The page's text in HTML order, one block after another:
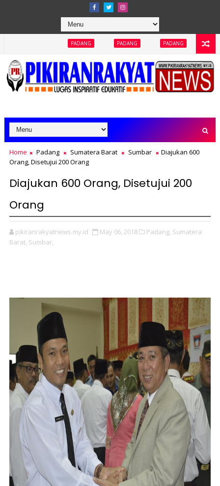
PADANG PADANG PADANG
Home Padang Sumatera Barat Sumbar
Diajukan 600
Orang, Disetujui 200 Orang
Diajukan 600 Orang, Disetujui 200
Orang
pikiranrakyatnews.my.id May 06, 2018 Padang, Sumatera
Barat, Sumbar,